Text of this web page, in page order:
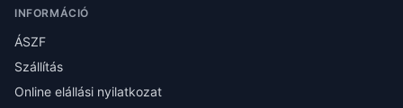
INFORMÁCIÓ
ÁSZF
Szállítás
Online elállási nyilatkozat